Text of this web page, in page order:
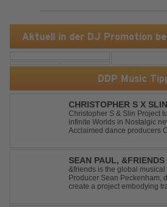
Aktuell in der DJ Promotion
DDP Music
CHRISTOPHER S X
CONSTELLATIONS
Christopher S & Slin Project
infinite Worlds in Nostalgic
Acclaimed dance producers
away from standard club ...
SEAN PAUL,
MIX)
&friends is the global musical
Producer Sean Peckenham,
create a project embodying